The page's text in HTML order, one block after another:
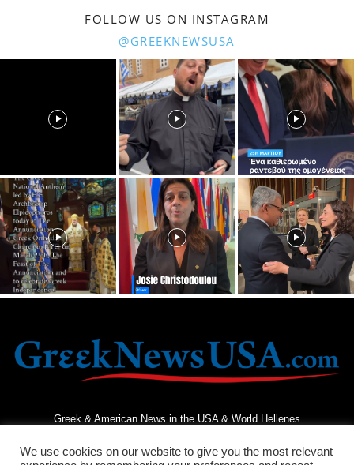
FOLLOW US ON INSTAGRAM
@GREEKNEWSUSA
Greek & American News in the USA & World Hellenes
We use cookies on our website to give you the most relevant